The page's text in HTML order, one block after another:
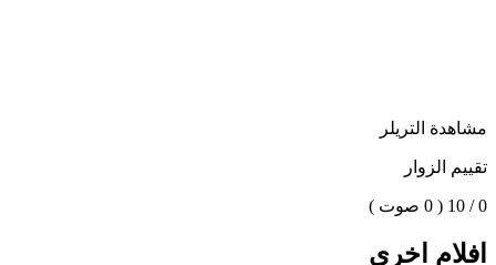
مشاهدة التريلر
تقييم الزوار
0 / 10 ( 0 صوت )
افلام اخري